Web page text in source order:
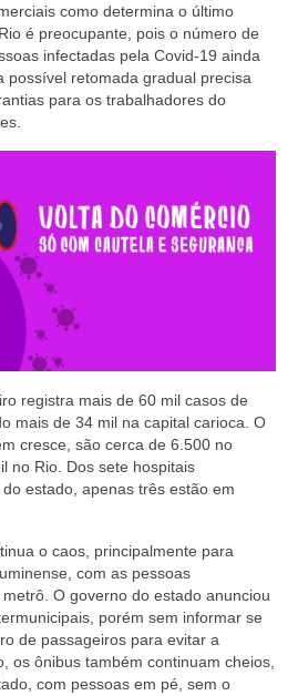
Racial
RJ
como determina o último
é preocupante, pois o número de
infectadas pela Covid-19 ainda
possível retomada gradual precisa
para os trabalhadores do
registra mais de 60 mil casos de
mais de 34 mil na capital carioca. O
cresce, são cerca de 6.500 no
no Rio. Dos sete hospitais
estado, apenas três estão em
o caos, principalmente para
com as pessoas
O governo do estado anunciou
porém sem informar se
de passageiros para evitar a
os ônibus também continuam cheios,
com pessoas em pé, sem o